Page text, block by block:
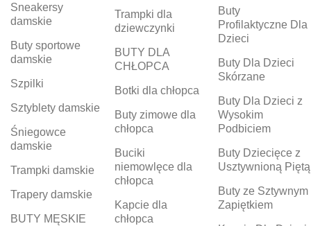
Sneakersy
damskie
Buty sportowe
damskie
Szpilki
Sztyblety damskie
Śniegowce
damskie
Trampki damskie
Trapery damskie
BUTY MĘSKIE
Trampki dla
dziewczynki
BUTY DLA
CHŁOPCA
Botki dla chłopca
Buty zimowe dla
chłopca
Buciki
niemowlęce dla
chłopca
Kapcie dla
chłopca
Buty
Profilaktyczne Dla
Dzieci
Buty Dla Dzieci
Skórzane
Buty Dla Dzieci z
Wysokim
Podbiciem
Buty Dziecięce z
Usztywnioną Piętą
Buty ze Sztywnym
Zapiętkiem